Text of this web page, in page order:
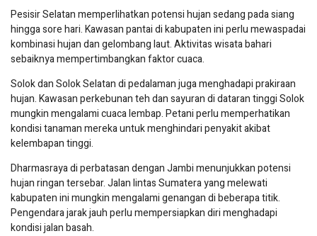
Pesisir Selatan memperlihatkan potensi hujan sedang pada siang
hingga sore hari. Kawasan pantai di kabupaten ini perlu mewaspadai
kombinasi hujan dan gelombang laut. Aktivitas wisata bahari
sebaiknya mempertimbangkan faktor cuaca.
Solok dan Solok Selatan di pedalaman juga menghadapi prakiraan
hujan. Kawasan perkebunan teh dan sayuran di dataran tinggi Solok
mungkin mengalami cuaca lembap. Petani perlu memperhatikan
kondisi tanaman mereka untuk menghindari penyakit akibat
kelembapan tinggi.
Dharmasraya di perbatasan dengan Jambi menunjukkan potensi
hujan ringan tersebar. Jalan lintas Sumatera yang melewati
kabupaten ini mungkin mengalami genangan di beberapa titik.
Pengendara jarak jauh perlu mempersiapkan diri menghadapi
kondisi jalan basah.